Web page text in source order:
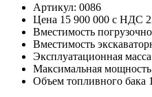
Артикул: 0086
Цена 15 900 000 с НДС
Вместимость
Вместимость
Эксплуатационная
Максимальная
Объем топливного бака